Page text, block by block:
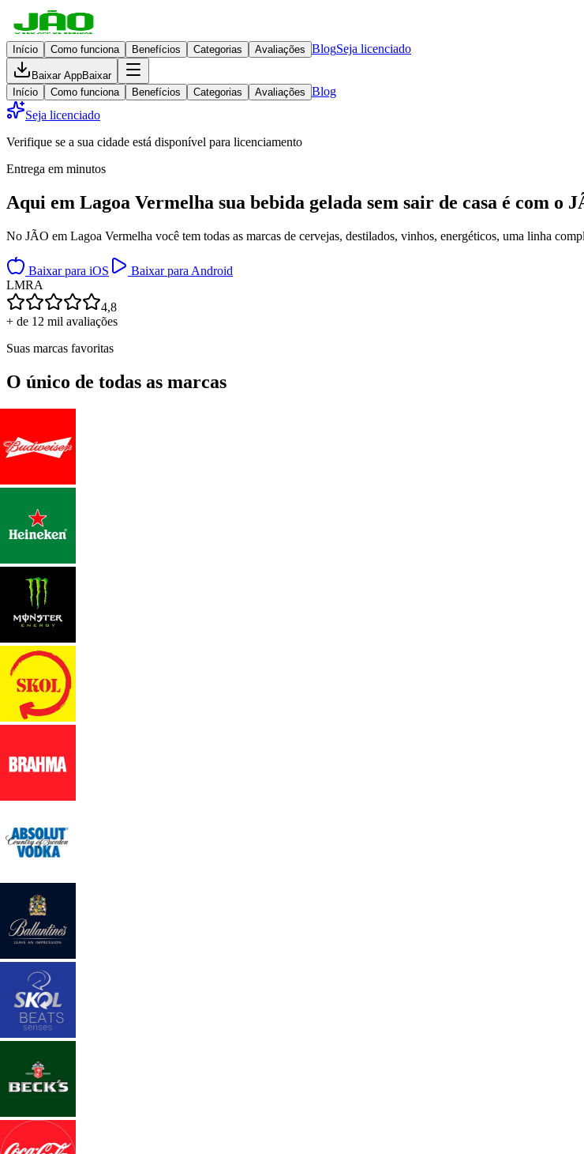
Início Como funciona Benefícios Categorias Avaliações BlogSeja licenciado
Baixar AppBaixar
Início
Como funciona Benefícios Categorias Avaliações Blog
Seja licenciado
Verifique se a sua cidade está disponível para licenciamento
Entrega em minutos
Aqui em Lagoa Vermelha sua bebida gelada sem sair de casa é com o
No JÃO em Lagoa Vermelha você tem todas as marcas de cervejas, destilados, vinhos, energéticos, uma linha
Baixar para iOS
Baixar para Android
LMRA
4,8
+ de 12 mil avaliações
Suas marcas favoritas
O único de todas as marcas